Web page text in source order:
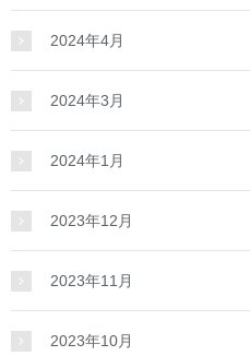
2024年4月
2024年3月
2024年1月
2023年12月
2023年11月
2023年10月